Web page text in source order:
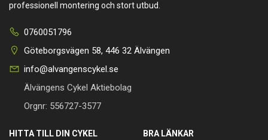
professionell montering och stort utbud.
0760051796
Göteborgsvägen 58, 446 32 Älvängen
info@alvangenscykel.se
Älvängens Cykel Aktiebolag
Orgnr: 556727-3577
HITTA TILL DIN CYKEL BRA LÄNKAR